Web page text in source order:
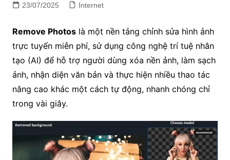
23/07/2025 Internet
Remove Photoslà một nền tảng chỉnh sửa hình ảnh
trực tuyến miễn phí, sử dụng công nghệ trí tuệ nhân
tạo (AI) để hỗ trợ người dùng xóa nền ảnh, làm sạch
ảnh, nhận diện văn bản và thực hiện nhiều thao tác
nâng cao khác một cách tự động, nhanh chóng chỉ
trong vài giây.